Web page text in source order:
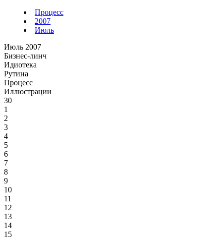
Процесс
2007
Июль
Июль 2007
Бизнес-линч
Идиотека
Рутина
Процесс
Иллюстрации
30
1
2
3
4
5
6
7
8
9
10
11
12
13
14
15